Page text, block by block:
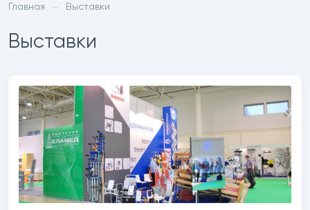
Главная — Выставки
Выставки
санитарным